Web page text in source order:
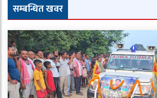
सम्बन्धित खवर